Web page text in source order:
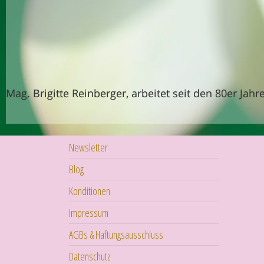
Mag. Brigitte Reinberger, arbeitet seit den 80er
Newsletter
Blog
Konditionen
Impressum
AGBs & Haftungsausschluss
Datenschutz